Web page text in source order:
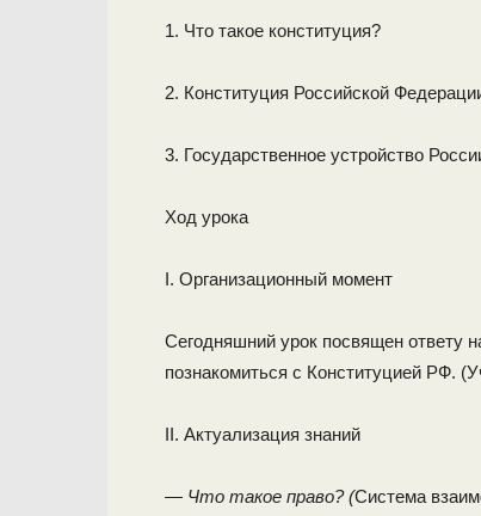
1. Что такое конституция?
2. Конституция Российской
3. Государственное устройство
Ход урока
I. Организационный момент
Сегодняшний урок посвящен ответу
познакомиться с Конституцией РФ.
II. Актуализация знаний
— Что такое право? (Система